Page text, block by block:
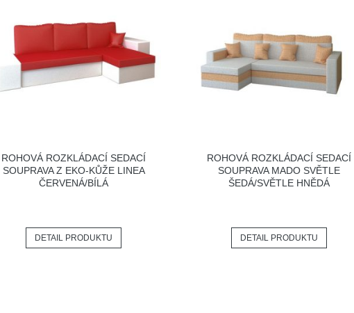
ROHOVÁ ROZKLÁDACÍ SEDACÍ
SOUPRAVA Z EKO-KŮŽE LINEA
ČERVENÁ/BÍLÁ
DETAIL PRODUKTU
ROHOVÁ ROZKLÁDACÍ SEDACÍ
SOUPRAVA MADO SVĚTLE
ŠEDÁ/SVĚTLE HNĚDÁ
DETAIL PRODUKTU